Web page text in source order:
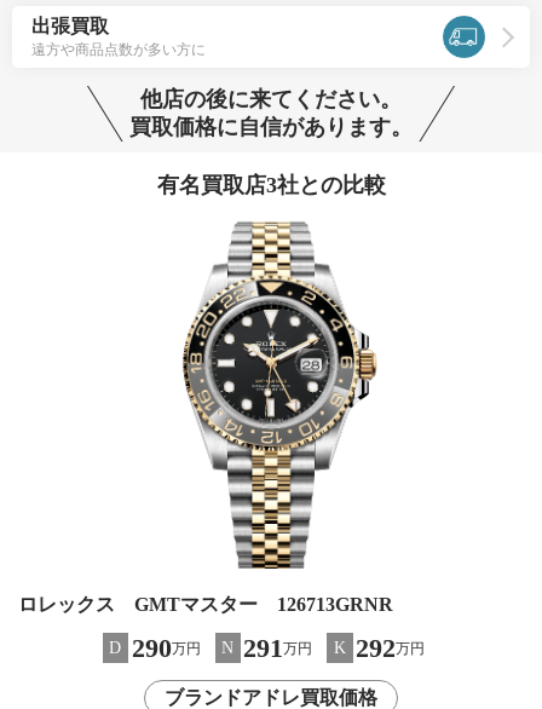
出張買取
遠方や商品点数が多い方に
他店の後に来てください。
買取価格に自信があります。
有名買取店3社との比較
ロレックス GMTマスター 126713GRNR
D 290万円 N 291万円 K 292万円
ブランドアドレ買取価格